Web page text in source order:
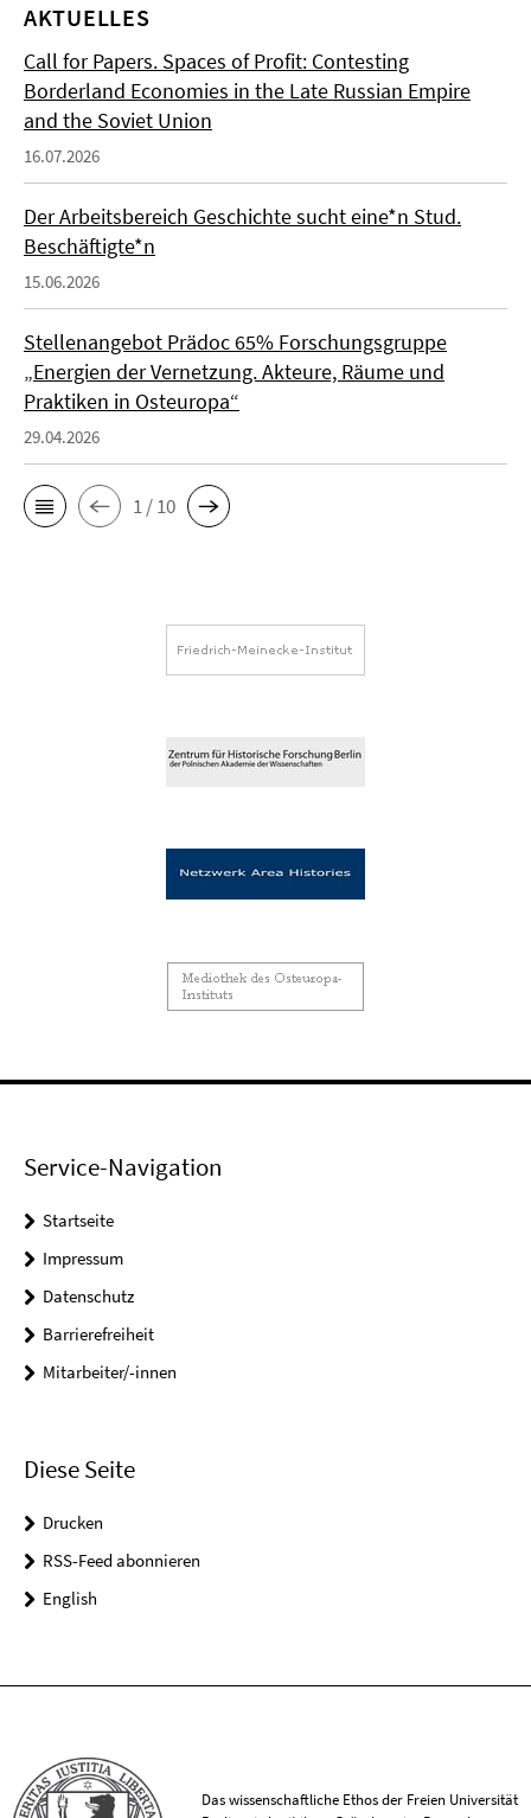
AKTUELLES
Call for Papers. Spaces of Profit: Contesting
Borderland Economies in the Late Russian Empire
and the Soviet Union
16.07.2026
Der Arbeitsbereich Geschichte sucht eine*n Stud.
Beschäftigte*n
15.06.2026
Stellenangebot Prädoc 65% Forschungsgruppe
„Energien der Vernetzung. Akteure, Räume und
Praktiken in Osteuropa“
29.04.2026
1 / 10
Service-Navigation
Startseite
Impressum
Datenschutz
Barrierefreiheit
Mitarbeiter/-innen
Diese Seite
Drucken
RSS-Feed abonnieren
English
Das wissenschaftliche Ethos der Freien Universität